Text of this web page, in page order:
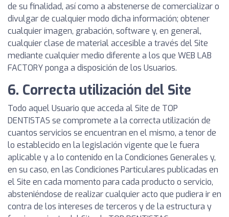
de su finalidad, así como a abstenerse de comercializar o
divulgar de cualquier modo dicha información; obtener
cualquier imagen, grabación, software y, en general,
cualquier clase de material accesible a través del Site
mediante cualquier medio diferente a los que WEB LAB
FACTORY ponga a disposición de los Usuarios.
6. Correcta utilización del Site
Todo aquel Usuario que acceda al Site de TOP
DENTISTAS se compromete a la correcta utilización de
cuantos servicios se encuentran en el mismo, a tenor de
lo establecido en la legislación vigente que le fuera
aplicable y a lo contenido en la Condiciones Generales y,
en su caso, en las Condiciones Particulares publicadas en
el Site en cada momento para cada producto o servicio,
absteniéndose de realizar cualquier acto que pudiera ir en
contra de los intereses de terceros y de la estructura y